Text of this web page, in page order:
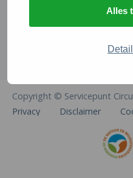
Alles
Copyright © Servicepunt
Privacy
Disclaimer